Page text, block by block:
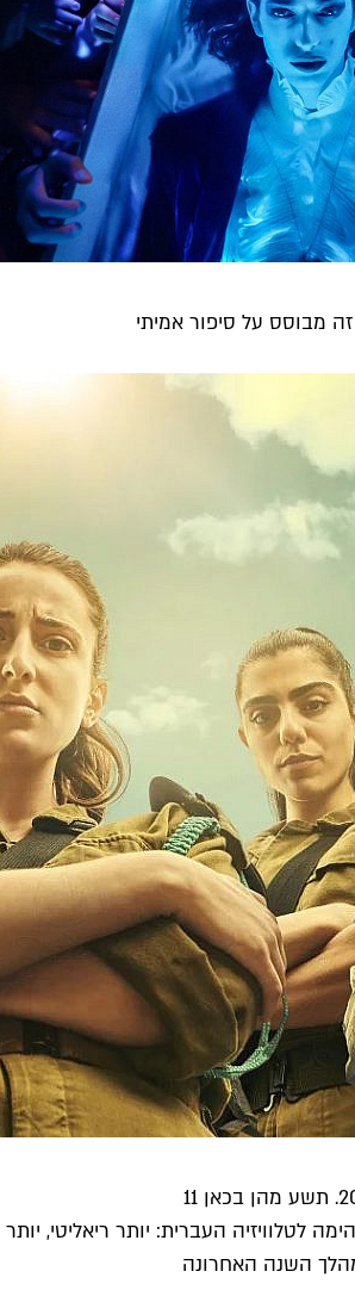
מבוסס על סיפור אמיתי
השנה האחרונה